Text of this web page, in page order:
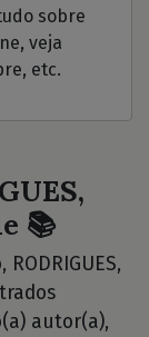
sobre
veja
etc.
📚
autor(a),